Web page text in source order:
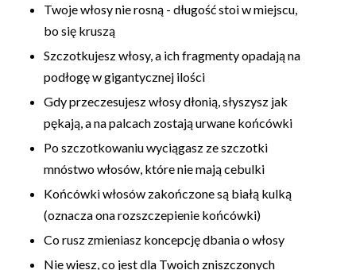
Twoje włosy nie rosną - długość stoi w miejscu,
bo się kruszą
Szczotkujesz włosy, a ich fragmenty opadają na
podłogę w gigantycznej ilości
Gdy przeczesujesz włosy dłonią, słyszysz jak
pękają, a na palcach zostają urwane końcówki
Po szczotkowaniu wyciągasz ze szczotki
mnóstwo włosów, które nie mają cebulki
Końcówki włosów zakończone są białą kulką
(oznacza ona rozszczepienie końcówki)
Co rusz zmieniasz koncepcję dbania o włosy
Nie wiesz, co jest dla Twoich zniszczonych